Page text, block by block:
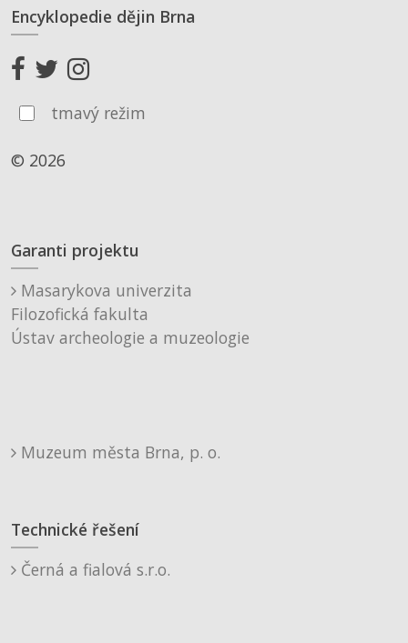
Encyklopedie dějin Brna
tmavý režim
© 2026
Garanti projektu
Masarykova univerzita
Filozofická fakulta
Ústav archeologie a muzeologie
Muzeum města Brna, p. o.
Technické řešení
Černá a fialová s.r.o.